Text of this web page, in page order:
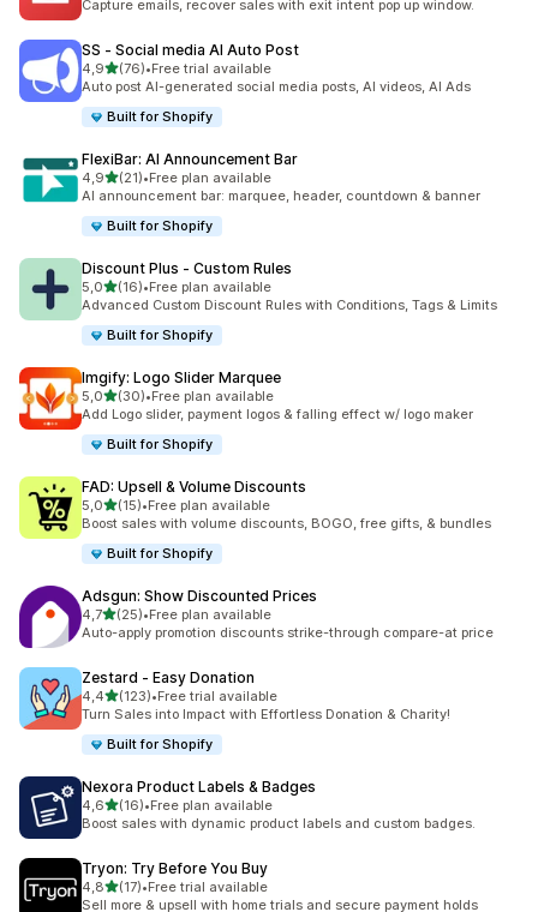
Capture emails, recover sales with exit intent pop up window.
SS ‑ Social media AI Auto Post
4,9/ 5 tähteä
(76)
76 arvostelua yhteensä
•Free trial available
Auto post AI-generated social media posts, AI videos, AI Ads
Built for Shopify
FlexiBar: AI Announcement Bar
4,9/ 5 tähteä
(21)
21 arvostelua yhteensä
•Free plan available
AI announcement bar: marquee, header, countdown & banner
Built for Shopify
Discount Plus ‑ Custom Rules
5,0/ 5 tähteä
(16)
16 arvostelua yhteensä
•Free plan available
Advanced Custom Discount Rules with Conditions, Tags & Limits
Built for Shopify
Imgify: Logo Slider Marquee
5,0/ 5 tähteä
(30)
30 arvostelua yhteensä
•Free plan available
Add Logo slider, payment logos & falling effect w/ logo maker
Built for Shopify
FAD: Upsell & Volume Discounts
5,0/ 5 tähteä
(15)
15 arvostelua yhteensä
•Free plan available
Boost sales with volume discounts, BOGO, free gifts, & bundles
Built for Shopify
Adsgun: Show Discounted Prices
4,7/ 5 tähteä
(25)
25 arvostelua yhteensä
•Free plan available
Auto-apply promotion discounts strike-through compare-at price
Zestard ‑ Easy Donation
4,4/ 5 tähteä
(123)
123 arvostelua yhteensä
•Free trial available
Turn Sales into Impact with Effortless Donation & Charity!
Built for Shopify
Nexora Product Labels & Badges
4,6/ 5 tähteä
(16)
16 arvostelua yhteensä
•Free plan available
Boost sales with dynamic product labels and custom badges.
Tryon: Try Before You Buy
4,8/ 5 tähteä
(17)
17 arvostelua yhteensä
•Free trial available
Sell more & upsell with home trials and secure payment holds